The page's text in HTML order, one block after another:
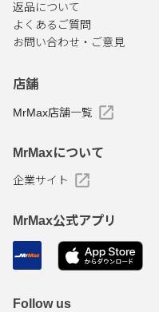
返品について
よくあるご質問
お問い合わせ・ご意見
店舗
MrMax店舗一覧
MrMaxについて
企業サイト
MrMax公式アプリ
Follow us